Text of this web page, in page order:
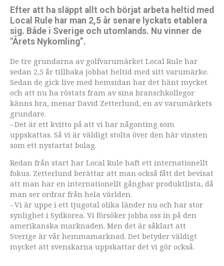
Efter att ha släppt allt och börjat arbeta heltid med
Local Rule har man 2,5 år senare lyckats etablera
sig. Både i Sverige och utomlands. Nu vinner de
"Årets Nykomling”.
De tre grundarna av golfvarumärket Local Rule har
sedan 2,5 år tillbaka jobbat heltid med sitt varumärke.
Sedan de gick live med hemsidan har det hänt mycket
och att nu ha röstats fram av sina branschkollegor
känns bra, menar David Zetterlund, en av varumärkets
grundare.
– Det är ett kvitto på att vi har någonting som
uppskattas. Så vi är väldigt stolta över den här vinsten
som ett nystartat bolag.
Redan från start har Local Rule haft ett internationellt
fokus. Zetterlund berättar att man också fått det bevisat
att man har en internationellt gångbar produktlista, då
man ser ordrar från hela världen.
– Vi är uppe i ett tjugotal olika länder nu och har stor
synlighet i Sydkorea. Vi försöker jobba oss in på den
amerikanska marknaden. Men det är såklart att
Sverige är vår hemmamarknad. Det betyder väldigt
mycket att svenskarna uppskattar det vi gör också.